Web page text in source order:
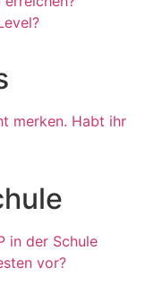
merken. Habt ihr
in der Schule
vor?